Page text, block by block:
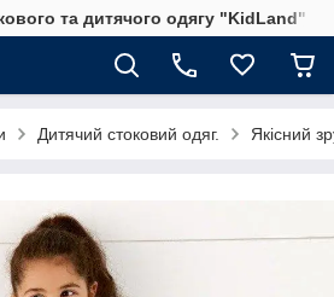
та дитячого одягу "KidLand"
Дитячий стоковий одяг. Якісний